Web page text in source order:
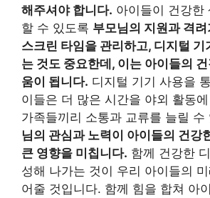
해주셔야 합니다. 아이들이 건강한
할 수 있도록 부모님의 지원과 격
스크린 타임을 관리하고, 디지털 기
는 것도 중요한데, 이는 아이들의
움이 됩니다. 디지털 기기 사용을
이들은 더 많은 시간을 야외 활동
가족들끼리 소통과 교류를 늘릴 수
님의 관심과 노력이 아이들의 건강
큰 영향을 미칩니다. 함께 건강한
성해 나가는 것이 우리 아이들의
어줄 것입니다. 함께 힘을 합쳐 아